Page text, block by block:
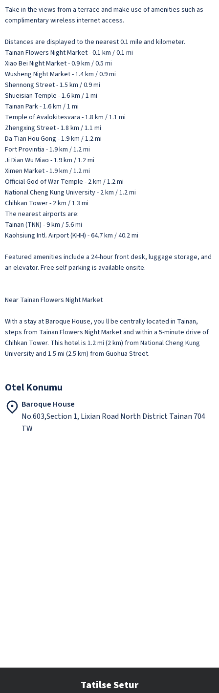
Take in the views from a terrace and make use of amenities such as
complimentary wireless internet access.
Distances are displayed to the nearest 0.1 mile and kilometer.
Tainan Flowers Night Market - 0.1 km / 0.1 mi
Xiao Bei Night Market - 0.9 km / 0.5 mi
Wusheng Night Market - 1.4 km / 0.9 mi
Shennong Street - 1.5 km / 0.9 mi
Shueisian Temple - 1.6 km / 1 mi
Tainan Park - 1.6 km / 1 mi
Temple of Avalokitesvara - 1.8 km / 1.1 mi
Zhengxing Street - 1.8 km / 1.1 mi
Da Tian Hou Gong - 1.9 km / 1.2 mi
Fort Provintia - 1.9 km / 1.2 mi
Ji Dian Wu Miao - 1.9 km / 1.2 mi
Ximen Market - 1.9 km / 1.2 mi
Official God of War Temple - 2 km / 1.2 mi
National Cheng Kung University - 2 km / 1.2 mi
Chihkan Tower - 2 km / 1.3 mi
The nearest airports are:
Tainan (TNN) - 9 km / 5.6 mi
Kaohsiung Intl. Airport (KHH) - 64.7 km / 40.2 mi
Featured amenities include a 24-hour front desk, luggage storage, and
an elevator. Free self parking is available onsite.
Near Tainan Flowers Night Market
With a stay at Baroque House, you ll be centrally located in Tainan,
steps from Tainan Flowers Night Market and within a 5-minute drive of
Chihkan Tower. This hotel is 1.2 mi (2 km) from National Cheng Kung
University and 1.5 mi (2.5 km) from Guohua Street.
Otel Konumu
Baroque House
No.603,Section 1, Lixian Road North District Tainan 704
TW
Tatilse Setur